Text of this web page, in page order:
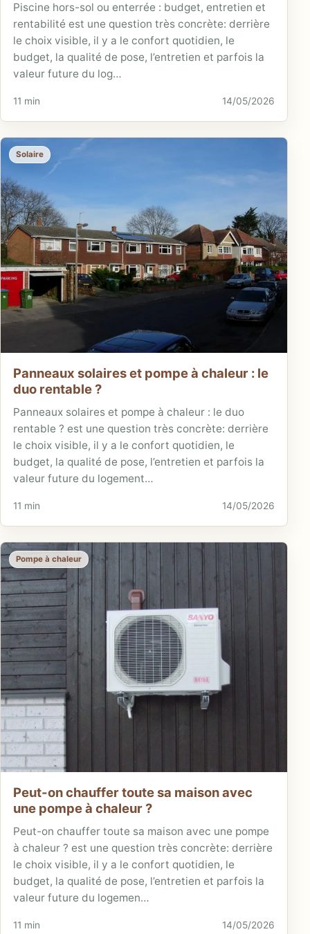
Piscine hors-sol ou enterrée : budget, entretien et
rentabilité est une question très concrète: derrière
le choix visible, il y a le confort quotidien, le
budget, la qualité de pose, l’entretien et parfois la
valeur future du log…
11 min 14/05/2026
Solaire
Panneaux solaires et pompe à chaleur : le
duo rentable ?
Panneaux solaires et pompe à chaleur : le duo
rentable ? est une question très concrète: derrière
le choix visible, il y a le confort quotidien, le
budget, la qualité de pose, l’entretien et parfois la
valeur future du logement…
11 min 14/05/2026
Pompe à chaleur
Peut-on chauffer toute sa maison avec
une pompe à chaleur ?
Peut-on chauffer toute sa maison avec une pompe
à chaleur ? est une question très concrète: derrière
le choix visible, il y a le confort quotidien, le
budget, la qualité de pose, l’entretien et parfois la
valeur future du logemen…
11 min 14/05/2026